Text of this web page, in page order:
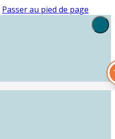
Passer au pied de page